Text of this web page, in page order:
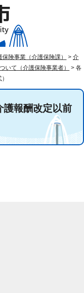
保険事業（介護保険課） > 介
いて（介護保険事業者） > 各
護報酬改定以前